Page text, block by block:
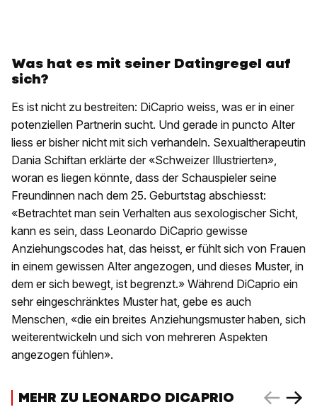
Was hat es mit seiner Datingregel auf
sich?
Es ist nicht zu bestreiten: DiCaprio weiss, was er in einer
potenziellen Partnerin sucht. Und gerade in puncto Alter
liess er bisher nicht mit sich verhandeln. Sexualtherapeutin
Dania Schiftan erklärte der «Schweizer Illustrierten»,
woran es liegen könnte, dass der Schauspieler seine
Freundinnen nach dem 25. Geburtstag abschiesst:
«Betrachtet man sein Verhalten aus sexologischer Sicht,
kann es sein, dass Leonardo DiCaprio gewisse
Anziehungscodes hat, das heisst, er fühlt sich von Frauen
in einem gewissen Alter angezogen, und dieses Muster, in
dem er sich bewegt, ist begrenzt.» Während DiCaprio ein
sehr eingeschränktes Muster hat, gebe es auch
Menschen, «die ein breites Anziehungsmuster haben, sich
weiterentwickeln und sich von mehreren Aspekten
angezogen fühlen».
MEHR ZU LEONARDO DICAPRIO